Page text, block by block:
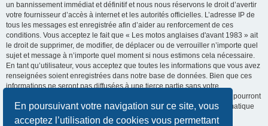
En poursuivant votre navigation sur ce site, vous
acceptez l’utilisation de cookies vous permettant
un bannissement immédiat et définitif et nous nous réservons le droit d’avertir
votre fournisseur d’accès à internet et les autorités officielles. L’adresse IP de
tous les messages est enregistrée afin d’aider au renforcement de ces
conditions. Vous acceptez le fait que « Les motos anglaises d'avant 1983 » ait
le droit de supprimer, de modifier, de déplacer ou de verrouiller n’importe quel
sujet et message à n’importe quel moment si nous estimons cela nécessaire.
En tant qu’utilisateur, vous acceptez que toutes les informations que vous avez
renseignées soient enregistrées dans notre base de données. Bien que ces
informations ne seront pas diffusées à une tierce partie sans votre
consentement, ni « Les motos anglaises d'avant 1983 », ni phpBB, ne pourront
être tenus comme responsables en cas de tentative de piratage informatique
visant à compromettre vos données.